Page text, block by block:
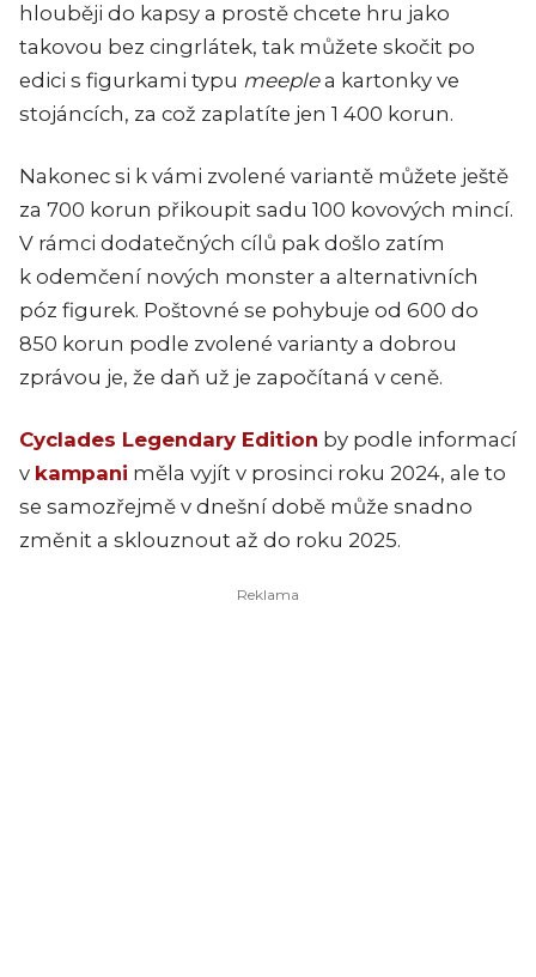
hlouběji do kapsy a prostě chcete hru jako
takovou bez cingrlátek, tak můžete skočit po
edici s figurkami typu meeplea kartonky ve
stojáncích, za což zaplatíte jen 1 400 korun.
Nakonec si k vámi zvolené variantě můžete ještě
za 700 korun přikoupit sadu 100 kovových mincí.
V rámci dodatečných cílů pak došlo zatím
k odemčení nových monster a alternativních
póz figurek. Poštovné se pohybuje od 600 do
850 korun podle zvolené varianty a dobrou
zprávou je, že daň už je započítaná v ceně.
Cyclades Legendary Edition by podle informací
v kampani měla vyjít v prosinci roku 2024, ale to
se samozřejmě v dnešní době může snadno
změnit a sklouznout až do roku 2025.